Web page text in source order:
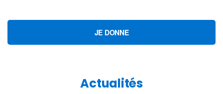
JE DONNE
Actualités